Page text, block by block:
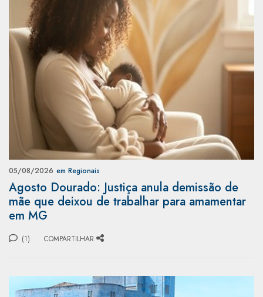
05/08/2026 em Regionais
Agosto Dourado: Justiça anula demissão de
mãe que deixou de trabalhar para amamentar
em MG
(1) COMPARTILHAR